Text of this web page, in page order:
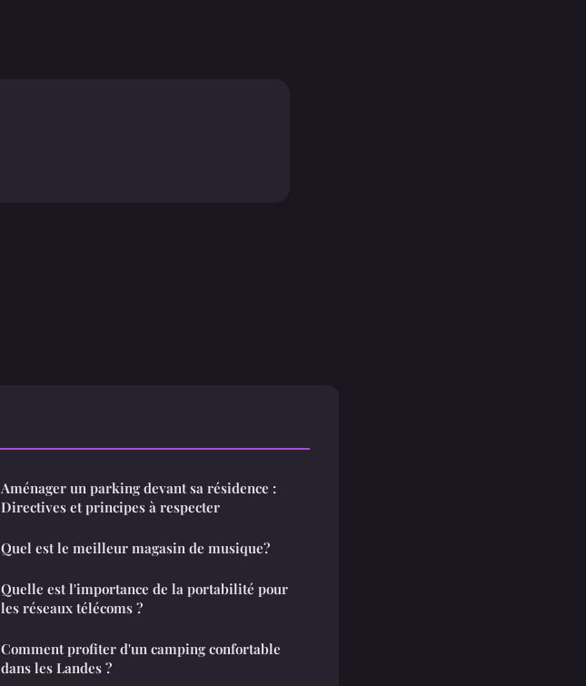
Aménager un parking devant sa résidence :
Directives et principes à respecter
Quel est le meilleur magasin de musique?
Quelle est l'importance de la portabilité pour
les réseaux télécoms ?
Comment profiter d'un camping confortable
dans les Landes ?